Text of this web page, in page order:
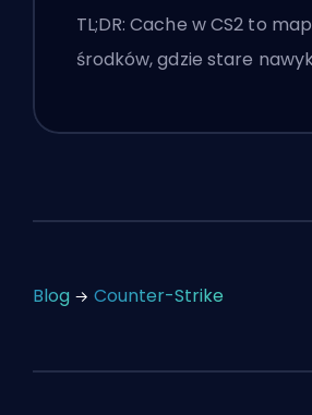
Wskazówki Premier
TL;DR: Cache w CS2 to
środków, gdzie stare
Blog Counter-Strike